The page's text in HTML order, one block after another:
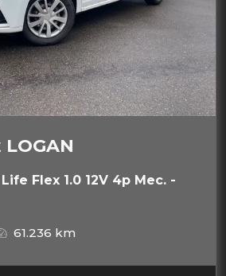
LOGAN
Flex 1.0 12V 4p Mec. -
61.236 km